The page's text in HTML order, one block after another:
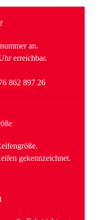
an.
erreichbar.
862 897 26
gekennzeichnet.